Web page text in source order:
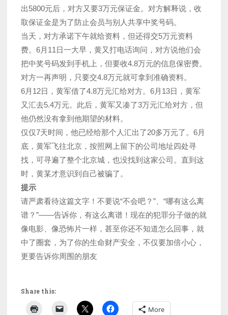
出5800元后，对方又要3万元保证金。对方解释说，收
取保证金是为了防止会员与别人共享中奖号码。
当天，对方承诺下午就给资料，但还得交5万元资料
费。6月11日一大早，黄又打电话询问，对方说他们会
把中奖号码发到手机上，但要收4.8万元的信息保密费。
对方一再声明，只要交4.8万元就可拿到准确资料。
6月12日，黄军借了4.8万元汇给对方。6月13日，黄军
又汇去5.4万元。此后，黄军又凑了3万元汇给对方，但
他仍然没有拿到他期望的材料。
仅仅7天时间，他已经给那个人汇出了20多万元了。6月
底，黄军飞往北京，按照网上留下的公司地址四处寻
找，可寻遍了整个北京城，也没找到这家公司。直到这
时，黄某才意识到自己被骗了。
提示
请严肃看待这篇文字！不要说“不会吧？”、“哪有这么离
谱？”——告诉你，有这么离谱！现在的犯罪分子做的就
像电影、像恐怖片一样，甚至你还不知道怎么回事，就
中了圈套，为了你的生命财产安全，不仅要加倍小心，
更要告诉你周围的朋友
Share this:
More